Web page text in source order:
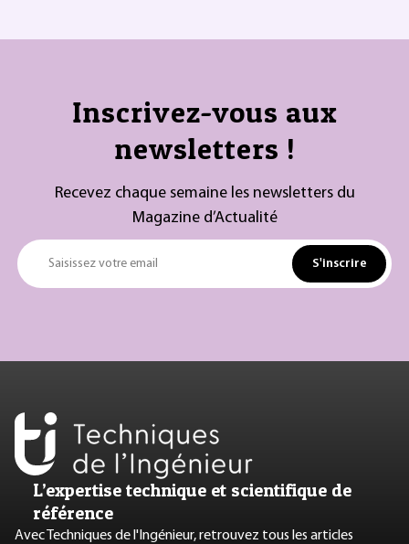
Inscrivez-vous aux
newsletters !
Recevez chaque semaine les newsletters du
Magazine d’Actualité
Saisissez votre email S'inscrire
L’expertise technique et scientifique de
référence
Avec Techniques de l'Ingénieur, retrouvez tous les articles